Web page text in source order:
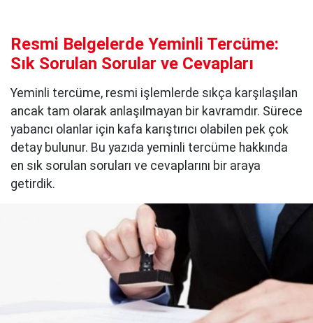
Resmi Belgelerde Yeminli Tercüme:
Sık Sorulan Sorular ve Cevapları
Yeminli tercüme, resmi işlemlerde sıkça karşılaşılan
ancak tam olarak anlaşılmayan bir kavramdır. Sürece
yabancı olanlar için kafa karıştırıcı olabilen pek çok
detay bulunur. Bu yazıda yeminli tercüme hakkında
en sık sorulan soruları ve cevaplarını bir araya
getirdik.